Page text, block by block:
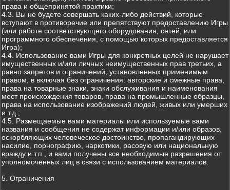
права и общепринятой практики;
4.3. Вы не будете совершать каких-либо действий, которые
вступают в противоречие или препятствуют предоставлению Игры
(или работе соответствующего оборудования, сетей, или
программного обеспечения, с помощью которых предоставляется
Игра);
4.4. Использование вами Игры для конкретных целей не нарушает
имущественных и/или личных неимущественных прав третьих, а
равно запретов и ограничений, установленных применимым
правом, в включая без ограничения: авторские и смежные права,
права на товарные знаки, знаки обслуживания и наименования
мест происхождения товаров, права на промышленные образцы,
права на использование изображений людей, живых или умерших
и т.д.;
4.5. Размещаемые вами материалы или используемые вами
названия и сообщения не содержат информации и/или образов,
оскорбляющих человеческое достоинство, пропагандирующих
насилие, порнографию, наркотики, расовую или национальную
вражду и т.п., и вами получены все необходимые разрешения от
уполномоченных лиц в связи с использованием материалов.
5. Ограничения